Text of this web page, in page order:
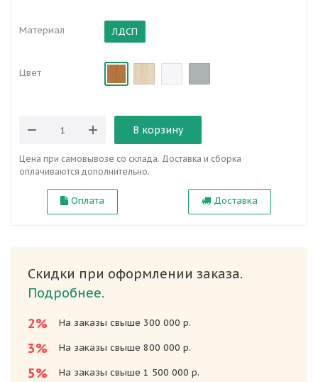
Материал ЛДСП
Цвет
В корзину
Цена при самовывозе со склада. Доставка и сборка
оплачиваются дополнительно.
Оплата Доставка
Скидки при оформлении заказа.
Подробнее.
2%
На заказы свыше 300 000 р.
3% На заказы свыше 800 000 р.
5%
На заказы свыше 1 500 000 р.